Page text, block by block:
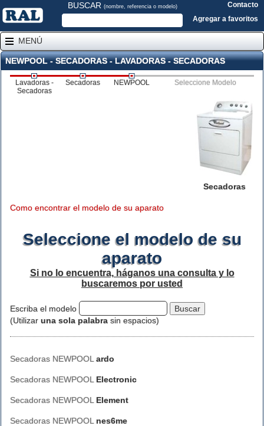
BUSCAR (nombre, referencia o modelo)
Contacto
Agregar a favoritos
MENÚ
NEWPOOL - SECADORAS - LAVADORAS - SECADORAS
Lavadoras -
Secadoras
Secadoras NEWPOOL Seleccione Modelo
Secadoras
Como encontrar el modelo de su aparato
Seleccione el modelo de su
aparato
Si no lo encuentra, háganos una consulta y lo
buscaremos por usted
Escriba el modelo
(Utilizar una sola palabra sin espacios)
Secadoras NEWPOOL ardo
Secadoras NEWPOOL Electronic
Secadoras NEWPOOL Element
Secadoras NEWPOOL nes6me